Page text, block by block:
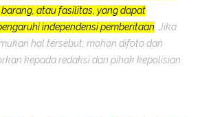
barang, atau fasilitas, yang dapat
independensi pemberitaan . Jika
hal tersebut, mohon difoto dan
kepada redaksi dan pihak kepolisian